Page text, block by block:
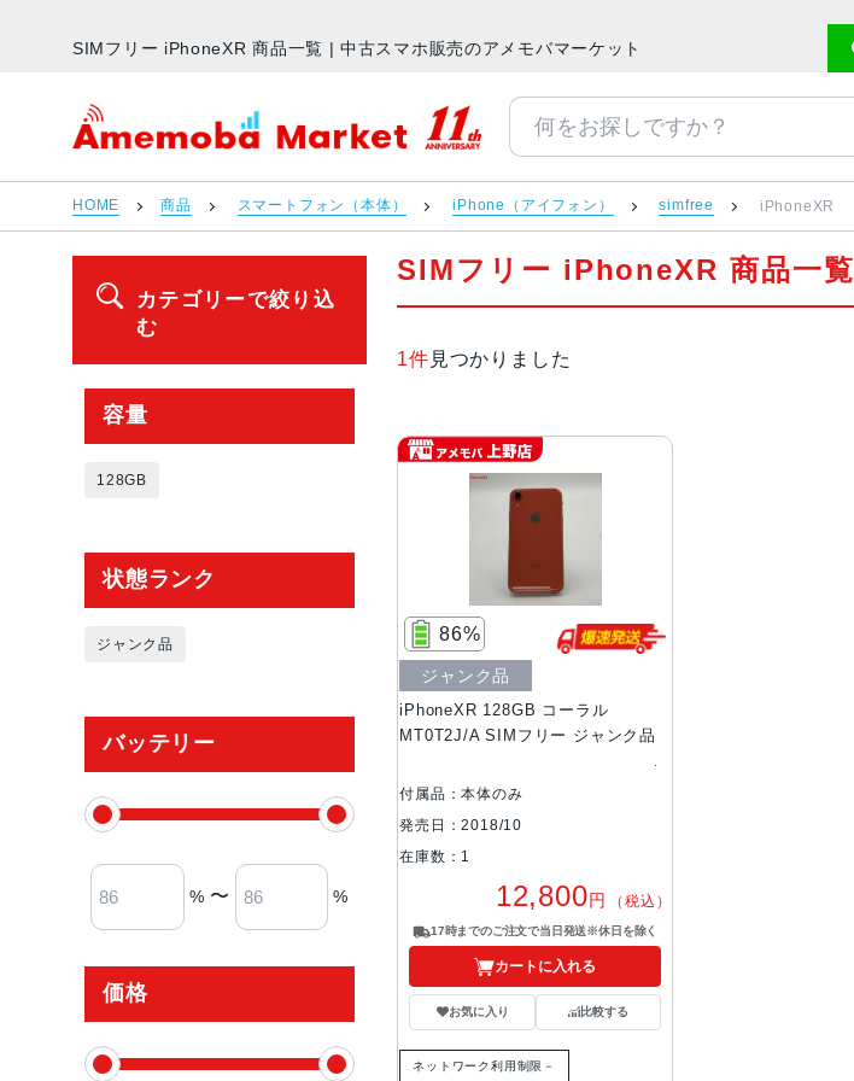
SIMフリー iPhoneXR 商品一覧 | 中古スマホ販売のアメモバマーケット
アメモバマーケット
HOME 商品 スマートフォン（本体） iPhone（アイフォン） simfree iPhoneXR
カテゴリーで絞り込
む
容量
128GB
状態ランク
ジャンク品
バッテリー
% 〜 %
価格
SIMフリー iPhoneXR 商品一覧
1件 見つかりました
iPhoneXR 128GB コーラル
MT0T2J/A SIMフリー ジャンク品
86%
ジャンク品
付属品：本体のみ
発売日：2018/10
在庫数：1
12,800円 （税込）
17時までのご注文で当日発送※休日を除く
カートに入れる
お気に入り 比較する
ネットワーク利用制限－